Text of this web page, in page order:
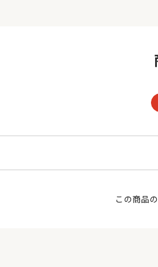
この商品